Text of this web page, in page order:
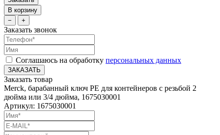
В корзину
−
+
Заказать звонок
Соглашаюсь на обработку персональных данных
ЗАКАЗАТЬ
Заказать товар
Merck, барабанный ключ PE для контейнеров с резьбой 2
дюйма или 3/4 дюйма, 1675030001
Артикул: 1675030001